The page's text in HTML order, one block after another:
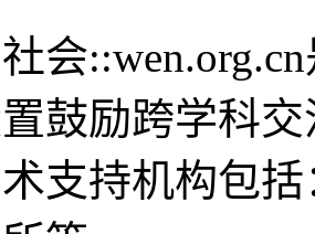
会
鼓励跨学科
支持机构包